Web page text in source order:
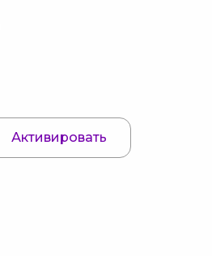
Активировать